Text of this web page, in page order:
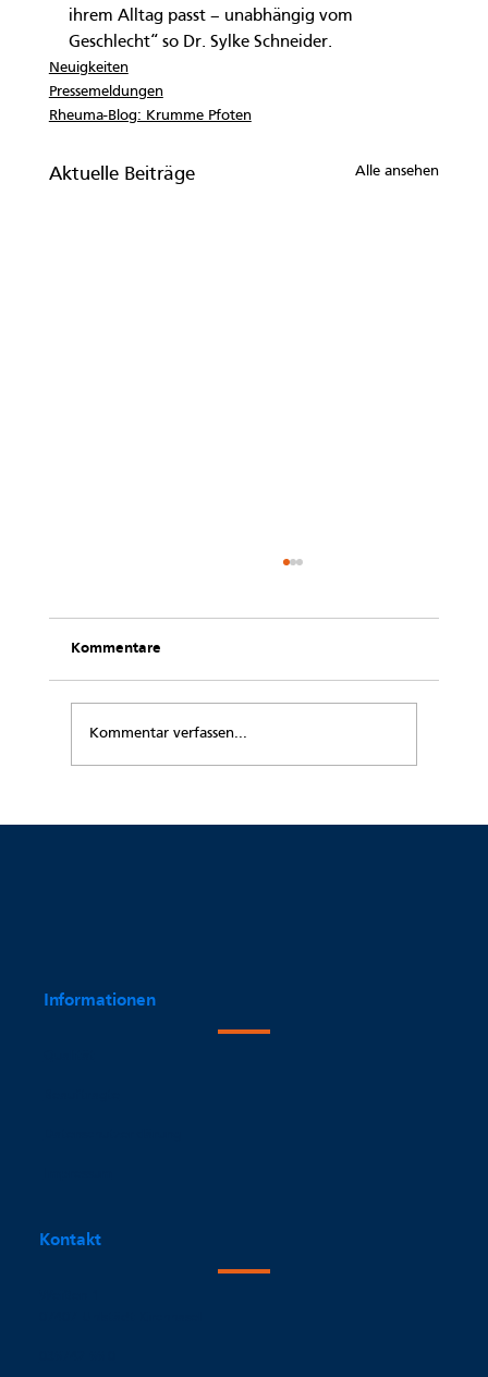
ihrem Alltag passt – unabhängig vom
Geschlecht“ so Dr. Sylke Schneider.
Neuigkeiten
Pressemeldungen
Rheuma-Blog: Krumme Pfoten
Aktuelle Beiträge Alle ansehen
unserer Patientinnen und Patienten
Kommentare
Kommentar verfassen...
Informationen
Kontakt